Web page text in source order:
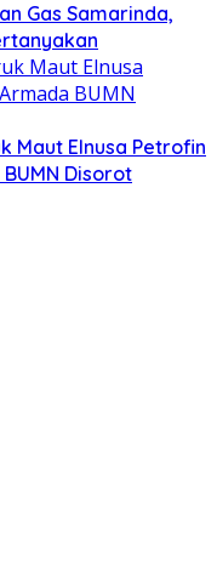
Gas Samarinda,
Maut Elnusa Petrofin
Disorot